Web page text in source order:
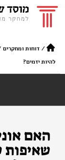
/דוחות ומחקרים
להיות יזמים?
האם
שאיפות